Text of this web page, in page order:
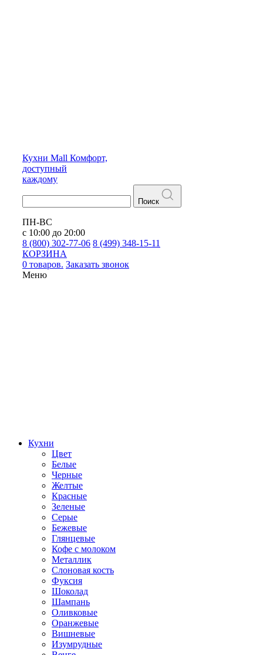
Кухни Mall Комфорт,
доступный
каждому
Поиск
ПН-ВС
с 10:00 до 20:00
8 (800) 302-77-06 8 (499) 348-15-11
КОРЗИНА
0 товаров. Заказать звонок
Меню
Кухни
Цвет
Белые
Черные
Желтые
Красные
Зеленые
Серые
Бежевые
Глянцевые
Кофе с молоком
Металлик
Слоновая кость
Фуксия
Шоколад
Шампань
Оливковые
Оранжевые
Вишневые
Изумрудные